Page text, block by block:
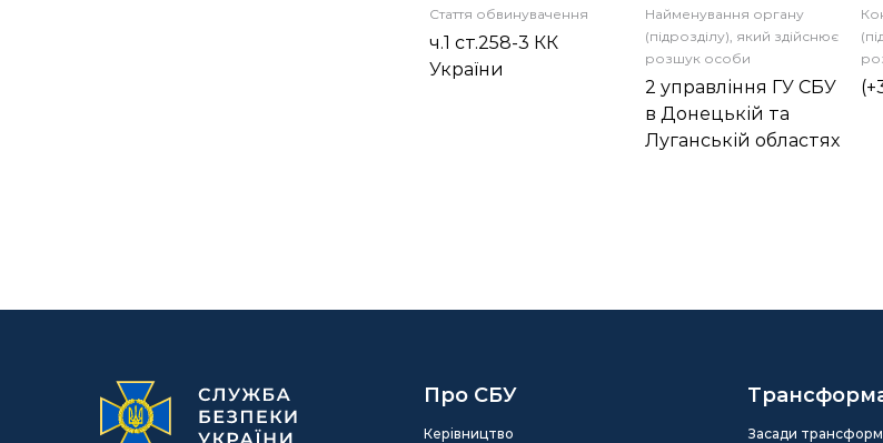
Стаття обвинувачення
ч.1 ст.258-3 КК
України
Найменування органу
(підрозділу), який здійснює
розшук особи
2 управління ГУ СБУ
в Донецькій та
Луганській областях
Про СБУ
Керівництво
Засади